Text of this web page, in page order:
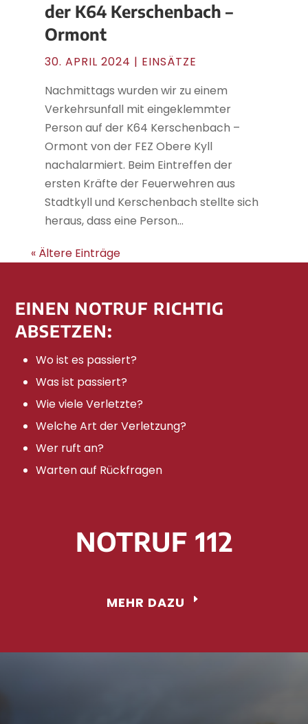
der K64 Kerschenbach –
Ormont
30. APRIL 2024 | EINSÄTZE
Nachmittags wurden wir zu einem
Verkehrsunfall mit eingeklemmter
Person auf der K64 Kerschenbach –
Ormont von der FEZ Obere Kyll
nachalarmiert. Beim Eintreffen der
ersten Kräfte der Feuerwehren aus
Stadtkyll und Kerschenbach stellte sich
heraus, dass eine Person...
« Ältere Einträge
EINEN NOTRUF RICHTIG
ABSETZEN:
Wo ist es passiert?
Was ist passiert?
Wie viele Verletzte?
Welche Art der Verletzung?
Wer ruft an?
Warten auf Rückfragen
NOTRUF 112
MEHR DAZU